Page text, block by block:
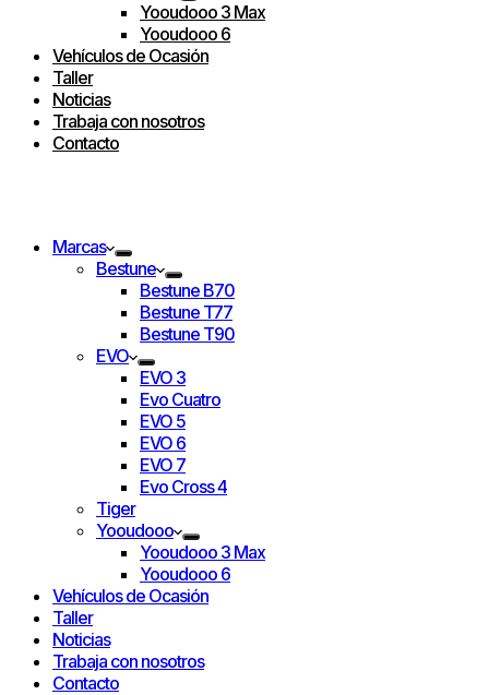
Yooudooo 3 Max
Yooudooo 6
Vehículos de Ocasión
Taller
Noticias
Trabaja con nosotros
Contacto
Marcas
Bestune
Bestune B70
Bestune T77
Bestune T90
EVO
EVO 3
Evo Cuatro
EVO 5
EVO 6
EVO 7
Evo Cross 4
Tiger
Yooudooo
Yooudooo 3 Max
Yooudooo 6
Vehículos de Ocasión
Taller
Noticias
Trabaja con nosotros
Contacto